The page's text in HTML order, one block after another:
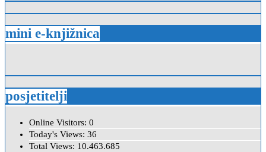
mini e-knjižnica
posjetitelji
Online Visitors: 0
Today's Views: 36
Total Views: 10.463.685